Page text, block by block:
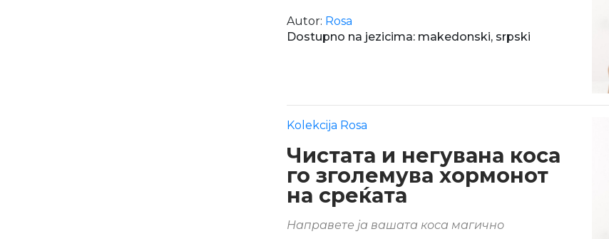
Autor: Rosa
Dostupno na jezicima: makedonski, srpski
Kolekcija Rosa
Чистата и негувана коса
го зголемува хормонот
на среќата
Направете ја вашата коса магично